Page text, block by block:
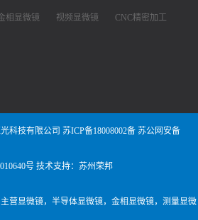
相显微镜 视频显微镜 CNC精密加工
科技有限公司 苏ICP备18008002备 苏公网安备
号 技术支持：苏州荣邦
营显微镜， 半导体显微镜， 金相显微镜， 测量显微